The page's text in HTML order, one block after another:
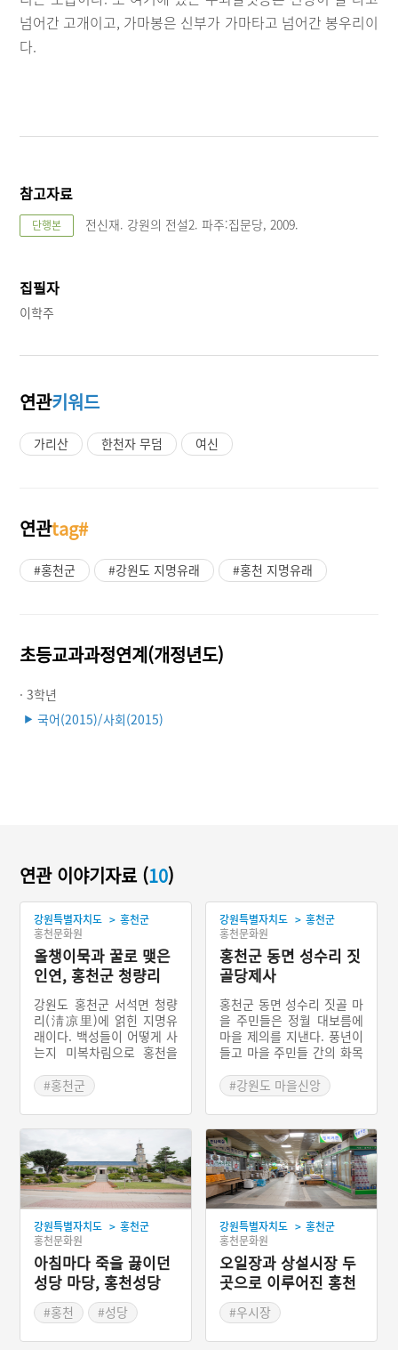
넘어간 고개이고, 가마봉은 신부가 가마타고 넘어간 봉우리이
다.
참고자료
단행본 전신재. 강원의 전설2. 파주:집문당, 2009.
집필자
이학주
연관키워드
가리산 한천자 무덤 여신
연관tag#
#홍천군 #강원도 지명유래 #홍천 지명유래
초등교과과정연계(개정년도)
· 3학년
▶ 국어(2015)/사회(2015)
연관 이야기자료 (10)
강원특별자치도 > 홍천군
홍천문화원
올챙이묵과 꿀로 맺은
인연, 홍천군 청량리
강원도 홍천군 서석면 청량
리(淸凉里)에 얽힌 지명유
래이다. 백성들이 어떻게 사
는지 미복차림으로 홍천을
로가 내온 올챙이묵을 맛있
게 먹고, 산에서 따온 벌꿀
까지 대접받았다. 임금이라
고 말할 수 없었던 숙종대왕
은 한양의 가장 큰집에 사는
이 씨라고만 했다. 촌로는
한양을 찾아 가장 큰 집인
대궐에서 이 씨를 만났고,
꿀단지를 주러 왔다고 했다.
그 이씨가 임금이라는 걸 그
때 알았다. 홍천의 청량리가
생긴 유래이다.
#홍천군
#홍천 지명유래
강원특별자치도 > 홍천군
홍천문화원
홍천군 동면 성수리 짓
골당제사
홍천군 동면 성수리 짓골 마
을 주민들은 정월 대보름에
마을 제의를 지낸다. 풍년이
들고 마을 주민들 간의 화목
물을 차려놓고 마을신에게
제사를 지내는 것이다. 성수
리의 당제는 조금 특이하다.
반마다 제의를 다르게 지낸
다. 모두 당제사라고 부르긴
하나 1·2반, 3·4반, 5반, 6
반이 나눠 제의를 진행한다.
성수리 짓골 마을의 당제사
는 정월 대보름과 음력 9월
9일에 지냈다. 하지만 음력
9월 9일에 지내던 제의는
중단되고 현재는 정월 대보
름날만 지낸다. 이곳 주민들
이 해마다 서낭당을 찾아 제
의를 지내는 것은 이곳이 영
험함을 지녔기 때문이다. 제
의를 지내고 나면 풍년도 들
#강원도 마을신앙
강원특별자치도 > 홍천군
홍천문화원
아침마다 죽을 끓이던
성당 마당, 홍천성당
#홍천
#성당
강원특별자치도 > 홍천군
홍천문화원
오일장과 상설시장 두
곳으로 이루어진 홍천
중앙시장
#우시장